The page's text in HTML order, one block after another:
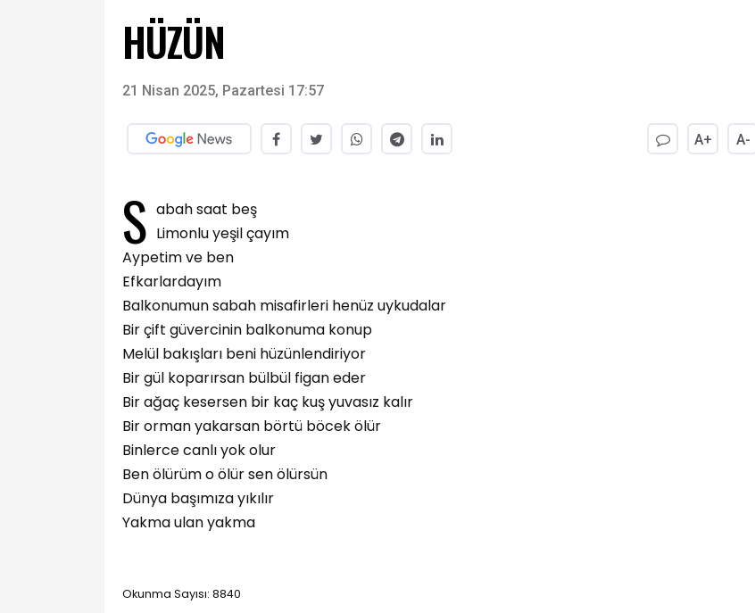
HÜZÜN
21 Nisan 2025, Pazartesi 17:57
A+ A-
S abah saat beş
Limonlu yeşil çayım
Aypetim ve ben
Efkarlardayım
Balkonumun sabah misafirleri henüz uykudalar
Bir çift güvercinin balkonuma konup
Melül bakışları beni hüzünlendiriyor
Bir gül koparırsan bülbül figan eder
Bir ağaç kesersen bir kaç kuş yuvasız kalır
Bir orman yakarsan börtü böcek ölür
Binlerce canlı yok olur
Ben ölürüm o ölür sen ölürsün
Dünya başımıza yıkılır
Yakma ulan yakma
Okunma Sayısı: 8840